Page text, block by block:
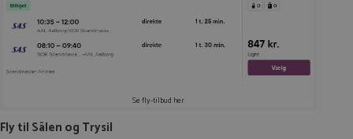
Se fly-tilbud her
Fly til Sälen og Trysil